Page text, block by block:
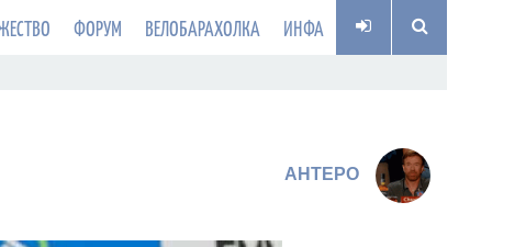
ФОРУМ ВЕЛОБАРАХОЛКА ИНФА
AHTEPO